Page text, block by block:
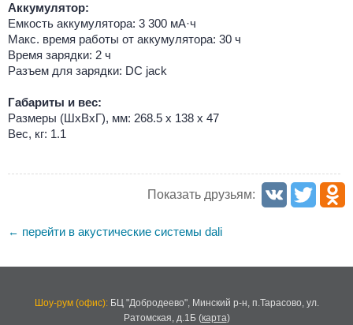
Аккумулятор:
Емкость аккумулятора: 3 300 мА·ч
Макс. время работы от аккумулятора: 30 ч
Время зарядки: 2 ч
Разъем для зарядки: DC jack
Габариты и вес:
Размеры (ШxВxГ), мм: 268.5 х 138 х 47
Вес, кг: 1.1
Показать друзьям:
← перейти в акустические системы dali
Шоу-рум (офис):БЦ "Добродеево", Минский р-н, п.Тарасово, ул.
Ратомская, д.1Б(карта)